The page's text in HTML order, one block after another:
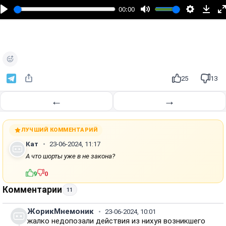
00:00
п
и
25 13
← →
ЛУЧШИЙ КОММЕНТАРИЙ
Кат
23-06-2024, 11:17
А что шорты уже в не закона?
9 0
Комментарии 11
ЖорикМнемоник 23-06-2024, 10:01
жалко недопозали действия из нихуя возникшего